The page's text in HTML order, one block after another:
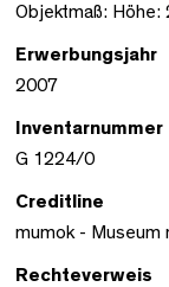
Objektmaß: Höhe:
Erwerbungsjahr
2007
Inventarnummer
G 1224/0
Creditline
mumok - Museum
Rechteverweis